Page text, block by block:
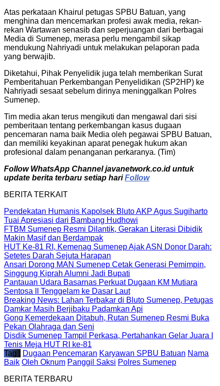
Atas perkataan Khairul petugas SPBU Batuan, yang
menghina dan mencemarkan profesi awak media, rekan-
rekan Wartawan senasib dan seperjuangan dari berbagai
Media di Sumenep, merasa perlu mengambil sikap
mendukung Nahriyadi untuk melakukan pelaporan pada
yang berwajib.
Diketahui, Pihak Penyelidik juga telah memberikan Surat
Pemberitahuan Perkembangan Penyelidikan (SP2HP) ke
Nahriyadi sesaat sebelum dirinya meninggalkan Polres
Sumenep.
Tim media akan terus mengikuti dan mengawal dari sisi
pemberitaan tentang perkembangan kasus dugaan
pencemaran nama baik Media oleh pegawai SPBU Batuan,
dan memiliki keyakinan aparat penegak hukum akan
profesional dalam penanganan perkaranya. (Tim)
Follow WhatsApp Channel javanetwork.co.id untuk
update berita terbaru setiap hariFollow
BERITA TERKAIT
Pendekatan Humanis Kapolsek Bluto AKP Agus Sugiharto
Tuai Apresiasi dari Bambang Hudhowi
FTBM Sumenep Resmi Dilantik, Gerakan Literasi Dibidik
Makin Masif dan Berdampak
HUT Ke-81 RI, Kemenag Sumenep Ajak ASN Donor Darah:
Setetes Darah Sejuta Harapan
Ansari Dorong MAN Sumenep Cetak Generasi Pemimpin,
Singgung Kiprah Alumni Jadi Bupati
Pantauan Udara Basarnas Perkuat Dugaan KM Mutiara
Sentosa II Tenggelam ke Dasar Laut
Breaking News: Lahan Terbakar di Bluto Sumenep, Petugas
Damkar Masih Berjibaku Padamkan Api
Gong Kemerdekaan Ditabuh, Rutan Sumenep Resmi Buka
Pekan Olahraga dan Seni
Disdik Sumenep Tampil Perkasa, Pertahankan Gelar Juara I
Tenis Meja HUT RI ke-81
Tag : Dugaan Pencemaran Karyawan SPBU Batuan Nama
Baik Oleh Oknum Panggil Saksi Polres Sumenep
BERITA TERBARU